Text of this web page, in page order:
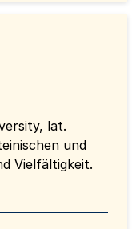
lat.
und
Vielfältigkeit.